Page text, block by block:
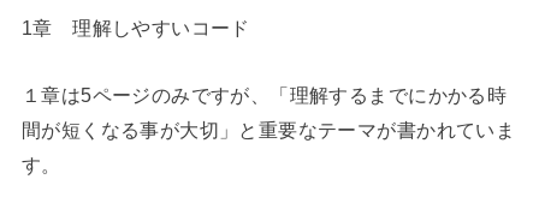
1章 理解しやすいコード
１章は5ページのみですが、「理解するまでにかかる時
間が短くなる事が大切」と重要なテーマが書かれていま
す。